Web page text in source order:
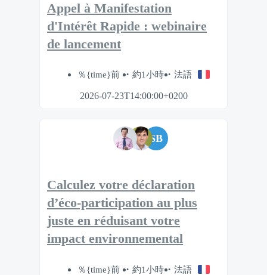
Appel à Manifestation
d'Intérêt Rapide : webinaire
de lancement
％{time}前 約1小時 法語
2026-07-23T14:00:00+0200
SB
Calculez votre déclaration
d’éco-participation au plus
juste en réduisant votre
impact environnemental
％{time}前 約1小時 法語